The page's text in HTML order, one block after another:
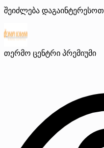
შეიძლება დაგაინტერესოთ
თერმო ცენტრი პრემიუმი